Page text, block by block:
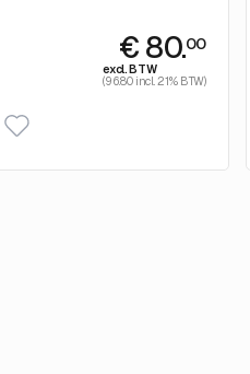
€ 80.00
excl. BTW
(96.80 incl. 21% BTW)